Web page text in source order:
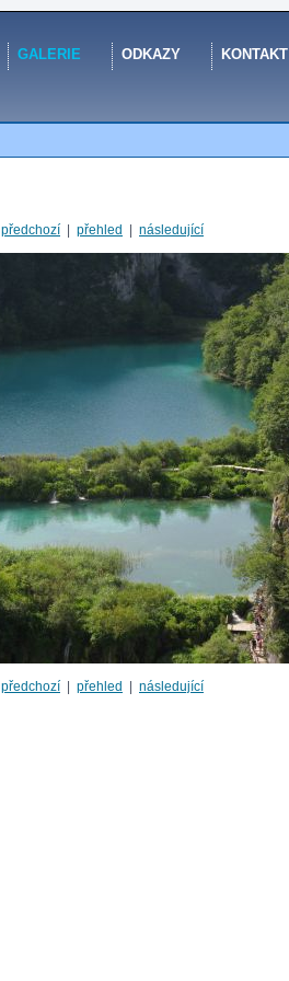
předchozí přehled následující
předchozí přehled následující
GALERIE ODKAZY KONTAKT